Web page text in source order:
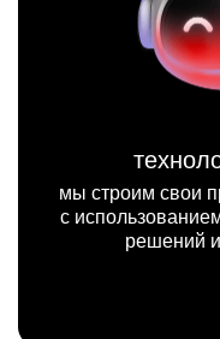
мы строим свои
с использованием
решений и